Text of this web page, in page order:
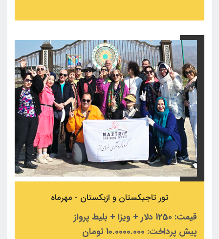
تور تاجیکستان و ازبکستان - مهرماه
قیمت: 1250 دلار + ویزا + بلیط پرواز
پیش پرداخت: 10.0000.000 تومان